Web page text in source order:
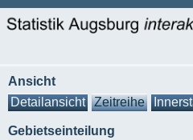
Ansicht
Detailansicht
Zeitreihe
Gebietseinteilung